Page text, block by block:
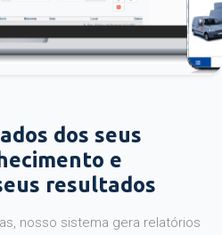
dos seus
e
resultados
nosso sistema gera relatórios